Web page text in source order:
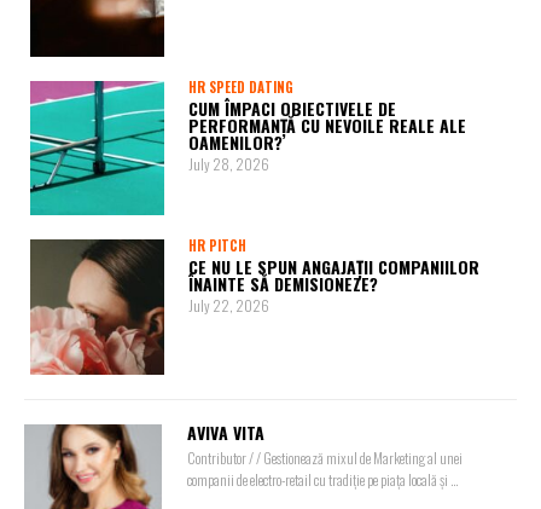
HR SPEED DATING
CUM ÎMPACI OBIECTIVELE DE
PERFORMANȚĂ CU NEVOILE REALE ALE
OAMENILOR?
July 28, 2026
HR PITCH
CE NU LE SPUN ANGAJAȚII COMPANIILOR
ÎNAINTE SĂ DEMISIONEZE?
July 22, 2026
AVIVA VITA
Contributor / / Gestionează mixul de Marketing al unei
companii de electro-retail cu tradiție pe piața locală și ...